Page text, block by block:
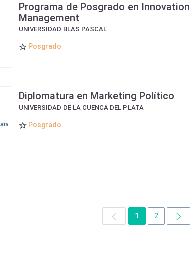
Programa de Posgrado en Innovation
Management
UNIVERSIDAD BLAS PASCAL
Posgrado
Diplomatura en Marketing Político
UNIVERSIDAD DE LA CUENCA DEL PLATA
Posgrado
1 2